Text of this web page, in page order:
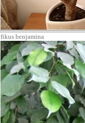
fikus benjamina